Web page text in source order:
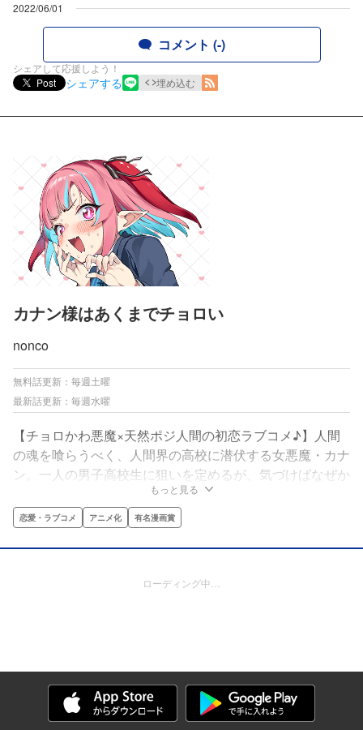
2022/06/01
コメント (-)
シェアして応援しよう！
Post
シェアする 埋め込む
カナン様はあくまでチョロい
nonco
無料話更新：毎週土曜
最新話更新：毎週水曜
【チョロかわ悪魔×天然ポジ人間の初恋ラブコメ♪】人間
の魂を喰らうべく、人間界の高校に潜伏する女悪魔・カナ
ン。一人の男子高校生に狙いを定めるが、気づけばなぜか
恋人契約を結ぶことに！？しかし恋なんてしたことのない
カナンには、未知な感情ばかりで…！甘酸っぱい青春とギ
ャグの嵐！！純情アクマのチョロ可愛い初恋ラブコメ、始
まります♪
もっと見る
恋愛・ラブコメ アニメ化 有名漫画賞
ローディング中…